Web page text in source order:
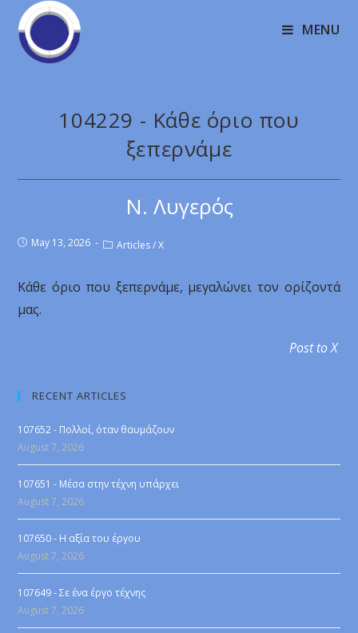
MENU
104229 - Κάθε όριο που
ξεπερνάμε
Ν. Λυγερός
May 13, 2026 Articles / X
Κάθε όριο που ξεπερνάμε, μεγαλώνει τον ορίζοντά
μας.
Post to X
RECENT ARTICLES
107652 - Πολλοί, όταν θαυμάζουν
August 7, 2026
107651 - Μέσα στην τέχνη υπάρχει
August 7, 2026
107650 - Η αξία του έργου
August 7, 2026
107649 - Σε ένα έργο τέχνης
August 7, 2026